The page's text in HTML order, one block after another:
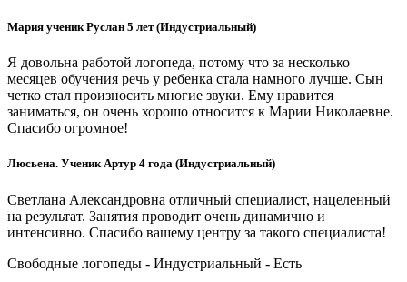
Мария ученик Руслан 5 лет (Индустриальный)
Я довольна работой логопеда, потому что за несколько
месяцев обучения речь у ребенка стала намного лучше. Сын
четко стал произносить многие звуки. Ему нравится
заниматься, он очень хорошо относится к Марии Николаевне.
Спасибо огромное!
Люсьена. Ученик Артур 4 года (Индустриальный)
Светлана Александровна отличный специалист, нацеленный
на результат. Занятия проводит очень динамично и
интенсивно. Спасибо вашему центру за такого специалиста!
Свободные логопеды - Индустриальный - Есть